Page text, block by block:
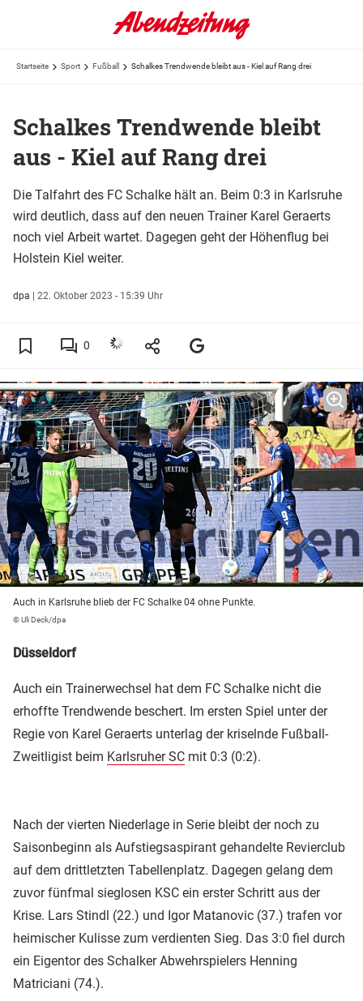
Startseite Sport Fußball Schalkes Trendwende bleibt aus - Kiel auf Rang drei
Schalkes Trendwende bleibt
aus - Kiel auf Rang drei
Die Talfahrt des FC Schalke hält an. Beim 0:3 in Karlsruhe
wird deutlich, dass auf den neuen Trainer Karel Geraerts
noch viel Arbeit wartet. Dagegen geht der Höhenflug bei
Holstein Kiel weiter.
dpa | 22. Oktober 2023 - 15:39 Uhr
0
Auch in Karlsruhe blieb der FC Schalke 04 ohne Punkte.
© Uli Deck/dpa
Düsseldorf
Auch ein Trainerwechsel hat dem FC Schalke nicht die
erhoffte Trendwende beschert. Im ersten Spiel unter der
Regie von Karel Geraerts unterlag der kriselnde Fußball-
Zweitligist beim Karlsruher SC mit 0:3 (0:2).
Nach der vierten Niederlage in Serie bleibt der noch zu
Saisonbeginn als Aufstiegsaspirant gehandelte Revierclub
auf dem drittletzten Tabellenplatz. Dagegen gelang dem
zuvor fünfmal sieglosen KSC ein erster Schritt aus der
Krise. Lars Stindl (22.) und Igor Matanovic (37.) trafen vor
heimischer Kulisse zum verdienten Sieg. Das 3:0 fiel durch
ein Eigentor des Schalker Abwehrspielers Henning
Matriciani (74.).